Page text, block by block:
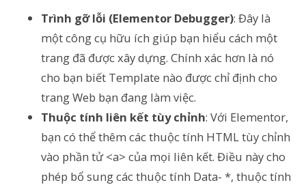
Trình gỡ lỗi (Elementor Debugger): Đây là
một công cụ hữu ích giúp bạn hiểu cách một
trang đã được xây dựng. Chính xác hơn là nó
cho bạn biết Template nào được chỉ định cho
trang Web bạn đang làm việc.
Thuộc tính liên kết tùy chỉnh: Với Elementor,
bạn có thể thêm các thuộc tính HTML tùy chỉnh
vào phần tử <a> của mọi liên kết. Điều này cho
phép bổ sung các thuộc tính Data- *, thuộc tính